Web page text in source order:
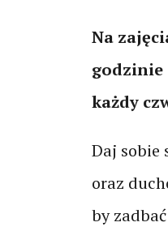
Na
godzinie
każdy
Daj sobie
oraz
by